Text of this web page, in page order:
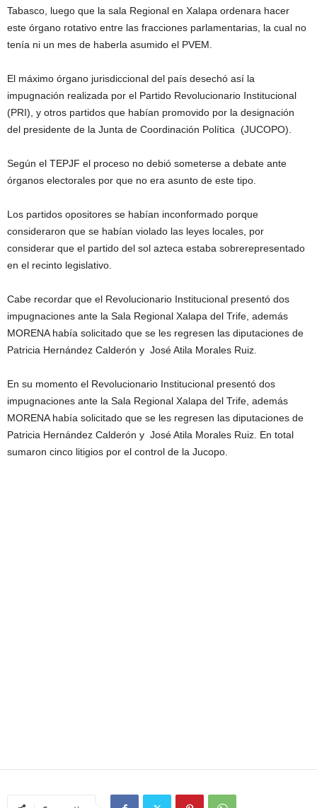
Tabasco, luego que la sala Regional en Xalapa ordenara hacer
este órgano rotativo entre las fracciones parlamentarias, la cual no
tenía ni un mes de haberla asumido el PVEM.
El máximo órgano jurisdiccional del país desechó así la
impugnación realizada por el Partido Revolucionario Institucional
(PRI), y otros partidos que habían promovido por la designación
del presidente de la Junta de Coordinación Política (JUCOPO).
Según el TEPJF el proceso no debió someterse a debate ante
órganos electorales por que no era asunto de este tipo.
Los partidos opositores se habían inconformado porque
consideraron que se habían violado las leyes locales, por
considerar que el partido del sol azteca estaba sobrerepresentado
en el recinto legislativo.
Cabe recordar que el Revolucionario Institucional presentó dos
impugnaciones ante la Sala Regional Xalapa del Trife, además
MORENA había solicitado que se les regresen las diputaciones de
Patricia Hernández Calderón y José Atila Morales Ruiz.
En su momento el Revolucionario Institucional presentó dos
impugnaciones ante la Sala Regional Xalapa del Trife, además
MORENA había solicitado que se les regresen las diputaciones de
Patricia Hernández Calderón y José Atila Morales Ruiz. En total
sumaron cinco litigios por el control de la Jucopo.